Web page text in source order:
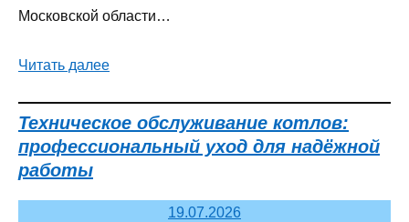
Московской области…
Читать далее
Техническое обслуживание котлов:
профессиональный уход для надёжной
работы
19.07.2026